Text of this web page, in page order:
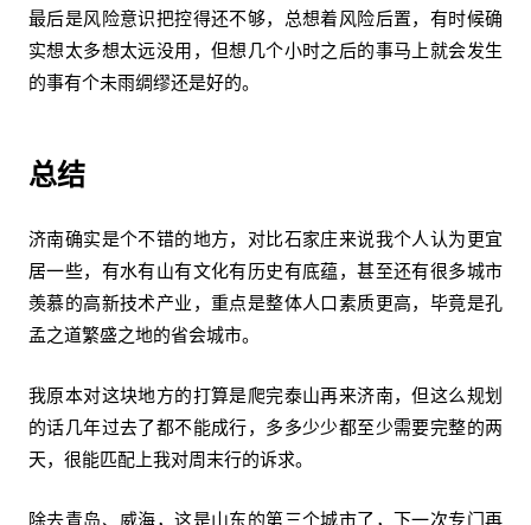
最后是风险意识把控得还不够，总想着风险后置，有时候确
实想太多想太远没用，但想几个小时之后的事马上就会发生
的事有个未雨绸缪还是好的。
总结
济南确实是个不错的地方，对比石家庄来说我个人认为更宜
居一些，有水有山有文化有历史有底蕴，甚至还有很多城市
羡慕的高新技术产业，重点是整体人口素质更高，毕竟是孔
孟之道繁盛之地的省会城市。
我原本对这块地方的打算是爬完泰山再来济南，但这么规划
的话几年过去了都不能成行，多多少少都至少需要完整的两
天，很能匹配上我对周末行的诉求。
除去青岛、威海，这是山东的第三个城市了，下一次专门再